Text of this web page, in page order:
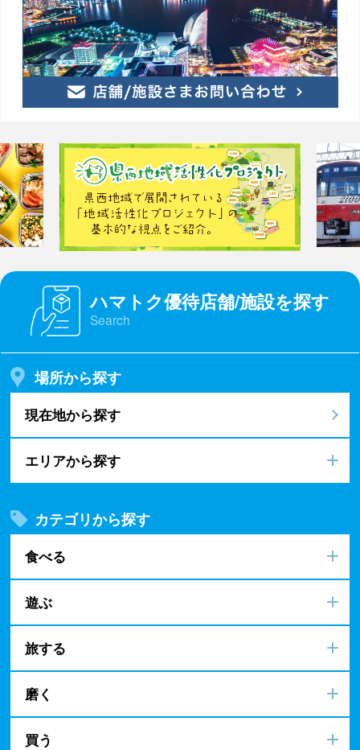
ハマトク優待店舗/施設を探す
Search
場所から探す
現在地から探す
エリアから探す
カテゴリから探す
食べる
遊ぶ
旅する
磨く
買う